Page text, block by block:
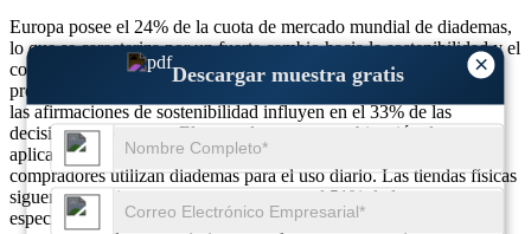
×
Descargar muestra gratis
Europa posee el 24% de la cuota de mercado mundial de diademas,
lo que se caracteriza por un fuerte cambio hacia la sostenibilidad y el
consumo ético. Más del 48% de los consumidores europeos
prefieren diademas hechas de materiales orgánicos o reciclados, y
las afirmaciones de sostenibilidad influyen en el 33% de las
decisiones de compra. El mercado ve una combinación de
aplicaciones deportivas, de moda y de bienestar, y el 44 % de los
compradores utilizan diademas para el uso diario. Las tiendas físicas
siguen siendo importantes y representan el 51% de las ventas,
especialmente en Europa occidental. Además, la región está